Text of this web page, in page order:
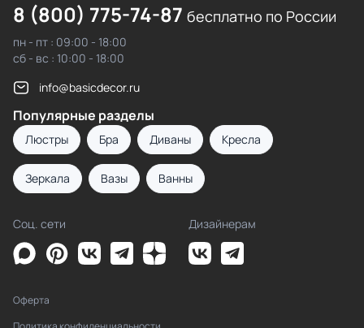
8 (800) 775-74-87 бесплатно по России
пн - пт : 09:00 - 18:00
сб - вс : 10:00 - 18:00
info@basicdecor.ru
Популярные разделы
Люстры Бра Диваны Кресла
Зеркала Вазы Ванны
Соц. сети Дизайнерам
Оферта